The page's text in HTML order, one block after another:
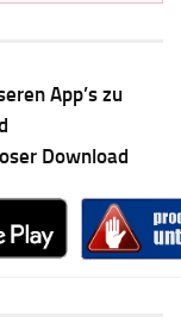
App’s zu
Download